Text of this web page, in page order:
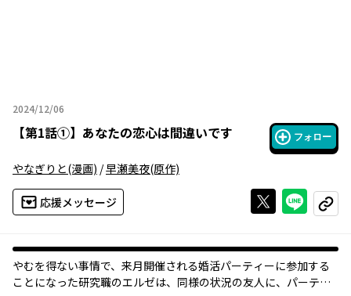
2024/12/06
2024年12月06日
【第1話①】 あなたの恋心は間違いです フォロー
やなぎりと(漫画) /早瀬美夜(原作)
応援メッセージ Xで投稿する
ライン
コピー
やむを得ない事情で、来月開催される婚活パーティーに参加する
ことになった研究職のエルゼは、同様の状況の友人に、パーティ